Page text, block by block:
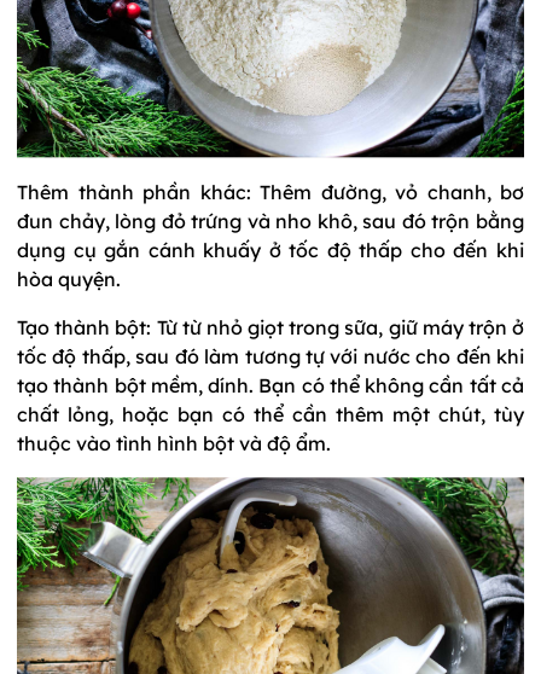
Thêm thành phần khác: Thêm đường, vỏ chanh, bơ
đun chảy, lòng đỏ trứng và nho khô, sau đó trộn bằng
dụng cụ gắn cánh khuấy ở tốc độ thấp cho đến khi
hòa quyện.
Tạo thành bột: Từ từ nhỏ giọt trong sữa, giữ máy trộn ở
tốc độ thấp, sau đó làm tương tự với nước cho đến khi
tạo thành bột mềm, dính. Bạn có thể không cần tất cả
chất lỏng, hoặc bạn có thể cần thêm một chút, tùy
thuộc vào tình hình bột và độ ẩm.